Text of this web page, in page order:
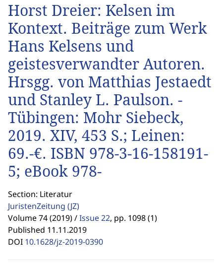
Horst Dreier: Kelsen im
Kontext. Beiträge zum Werk
Hans Kelsens und
geistesverwandter Autoren.
Hrsgg. von Matthias Jestaedt
und Stanley L. Paulson. -
Tübingen: Mohr Siebeck,
2019. XIV, 453 S.; Leinen:
69.-€. ISBN 978-3-16-158191-
5; eBook 978-
Section: Literatur
JuristenZeitung (JZ)
Volume 74 (2019) /Issue 22, pp. 1098 (1)
Published 11.11.2019
DOI 10.1628/jz-2019-0390